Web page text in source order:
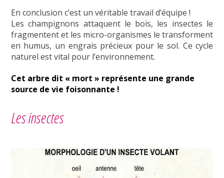
En conclusion c’est un véritable travail d’équipe !
Les champignons attaquent le bois, les insectes le
fragmentent et les micro-organismes le transforment
en humus, un engrais précieux pour le sol. Ce cycle
naturel est vital pour l’environnement.
Cet arbre dit « mort » représente une grande
source de vie foisonnante !
Les insectes